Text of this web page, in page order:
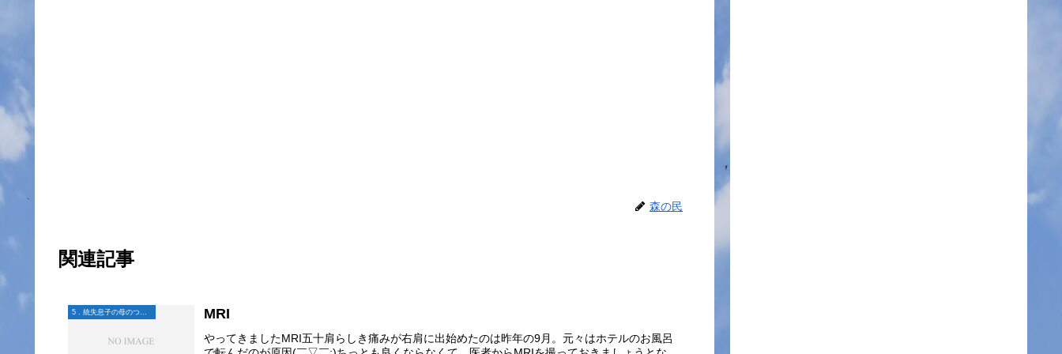
森の民
関連記事
5．統失息子の母のつぶやき MRI
やってきましたMRI五十肩らしき痛みが右肩に出始めたのは昨年の9月。元々はホテルのお風呂